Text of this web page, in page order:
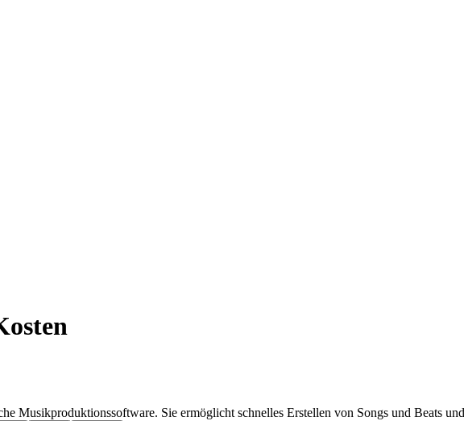
Musikproduktionssoftware. Sie ermöglicht schnelles Erstellen von Songs und Beats